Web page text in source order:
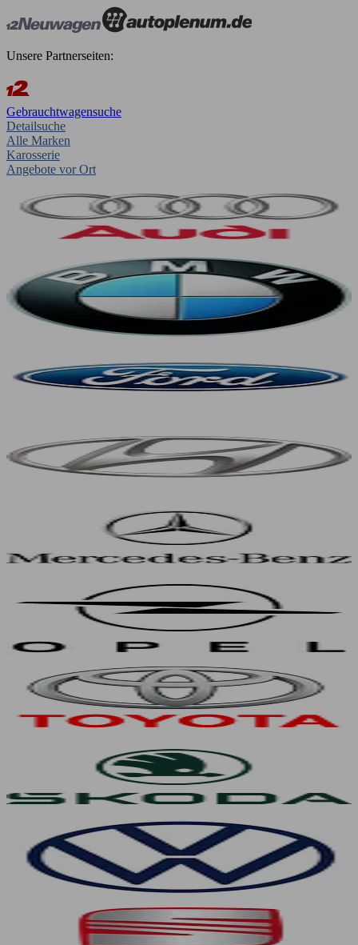
Unsere Partnerseiten:
Gebrauchtwagensuche
Detailsuche
Alle Marken
Karosserie
Angebote vor Ort